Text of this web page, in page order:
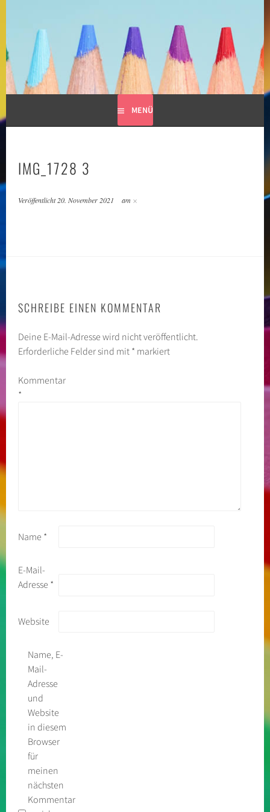
GRUNDSCHULE LIMESPARK
MENÜ
IMG_1728 3
Veröffentlicht20. November 2021 am ×
SCHREIBE EINEN KOMMENTAR
Deine E-Mail-Adresse wird nicht veröffentlicht.
Erforderliche Felder sind mit * markiert
Kommentar
*
Name *
E-Mail-
Adresse *
Website
Name, E-
Mail-
Adresse
und
Website
in diesem
Browser
für
meinen
nächsten
Kommentar